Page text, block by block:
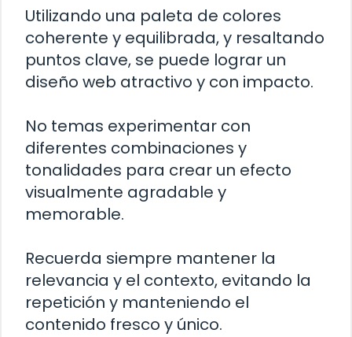
Utilizando una paleta de colores
coherente y equilibrada, y resaltando
puntos clave, se puede lograr un
diseño web atractivo y con impacto.
No temas experimentar con
diferentes combinaciones y
tonalidades para crear un efecto
visualmente agradable y
memorable.
Recuerda siempre mantener la
relevancia y el contexto, evitando la
repetición y manteniendo el
contenido fresco y único.